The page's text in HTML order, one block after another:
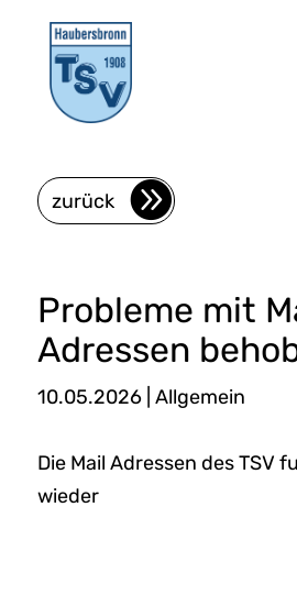
zurück
Probleme mit
Adressen
10.05.2026| Allgemein
Die Mail Adressen des TSV
wieder